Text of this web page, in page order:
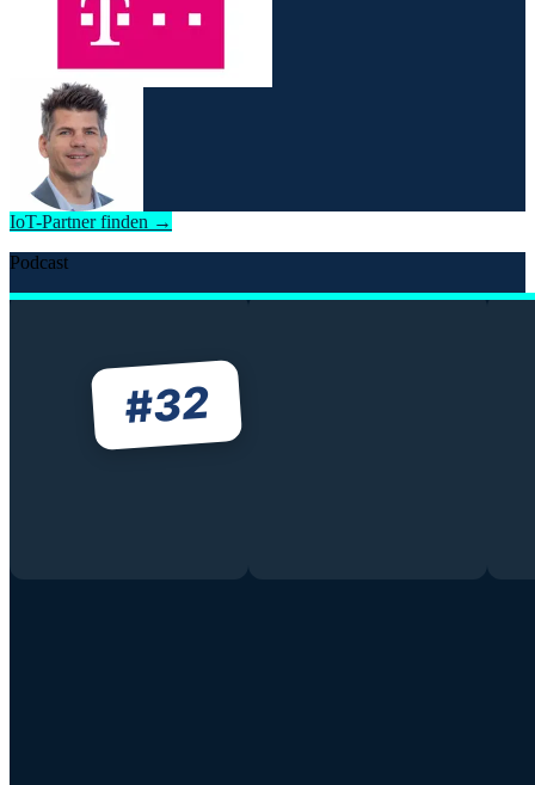
IoT-Partner finden →
Podcast
#32